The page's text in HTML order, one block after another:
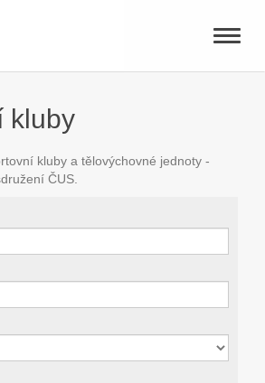
Toggle
kluby
kluby a tělovýchovné jednoty -
ČUS.